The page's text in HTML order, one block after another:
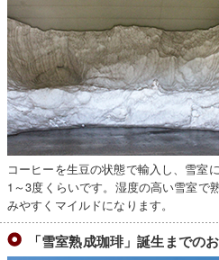
コーヒーを生豆の状態で輸入し、雪室
1～3度くらいです。湿度の高い雪室で
みやすくマイルドになります。
「雪室熟成珈琲」誕生までの